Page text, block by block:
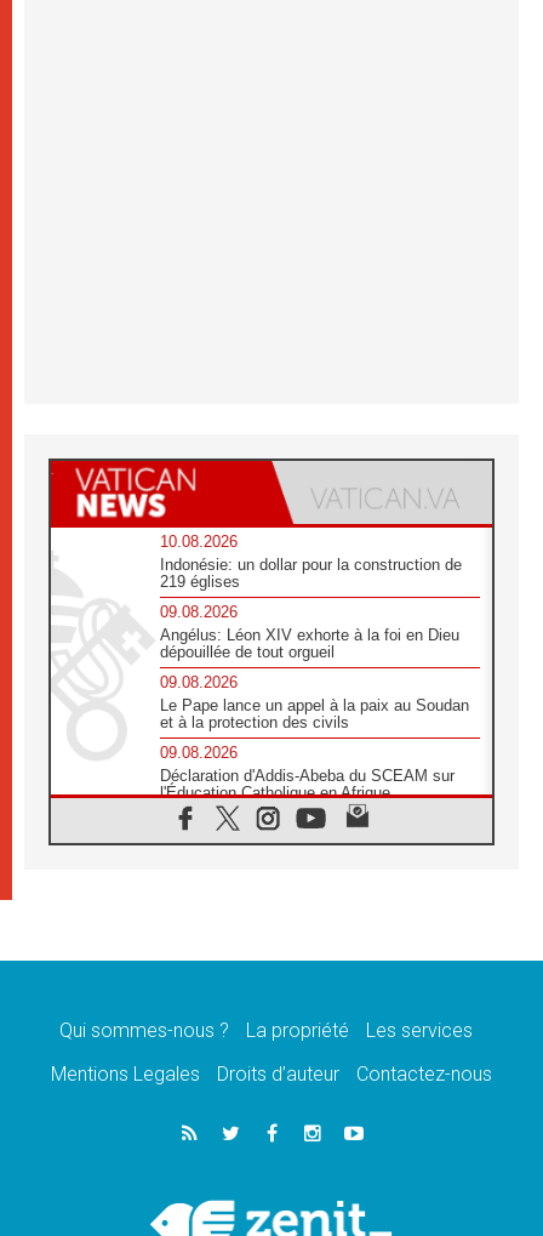
10.08.2026
Indonésie: un dollar pour la construction de
219 églises
09.08.2026
Angélus: Léon XIV exhorte à la foi en Dieu
dépouillée de tout orgueil
09.08.2026
Le Pape lance un appel à la paix au Soudan
et à la protection des civils
09.08.2026
Déclaration d'Addis-Abeba du SCEAM sur
l'Éducation Catholique en Afrique
08.08.2026
En Cisjordanie, les chrétiens se sentent
08.08.2026
08.08.2026
des Universités catholiques
Signis 2026, donner la parole aux religieuses
catholiques
Au Bangladesh, l'Église accompagne les
Dalits sur le chemin de la dignité
Qui sommes-nous ? La propriété
Les services
Mentions Legales
Droits d’auteur Contactez-nous